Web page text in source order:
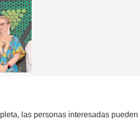
las personas interesadas